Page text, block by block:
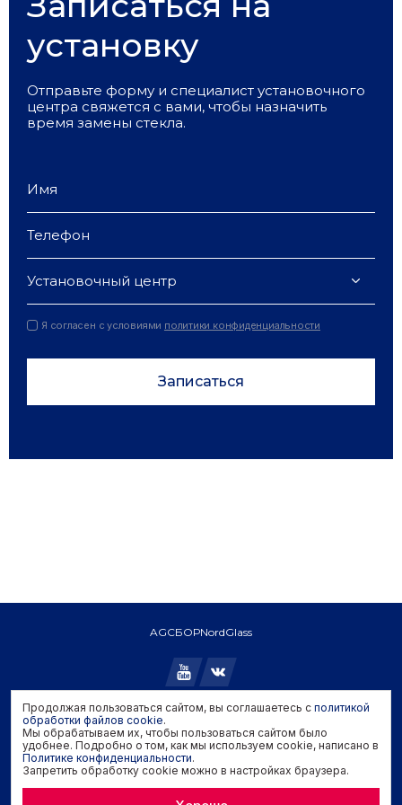
установку
Отправьте форму и специалист установочного
центра свяжется с вами, чтобы назначить
время замены стекла.
Установочный центр
Я согласен с условиями политики конфиденциальности
Записаться
AGCБОРNordGlass
Copyright © 2026 AGC. All rights reserved.
Политика конфиденциальности
Политика обработки файлов cookie
Задать вопрос производителю
Продолжая пользоваться сайтом, вы соглашаетесь с политикой
обработки файлов cookie.
Мы обрабатываем их, чтобы пользоваться сайтом было
удобнее. Подробно о том, как мы используем cookie, написано в
Политике конфиденциальности.
Запретить обработку cookie можно в настройках браузера.